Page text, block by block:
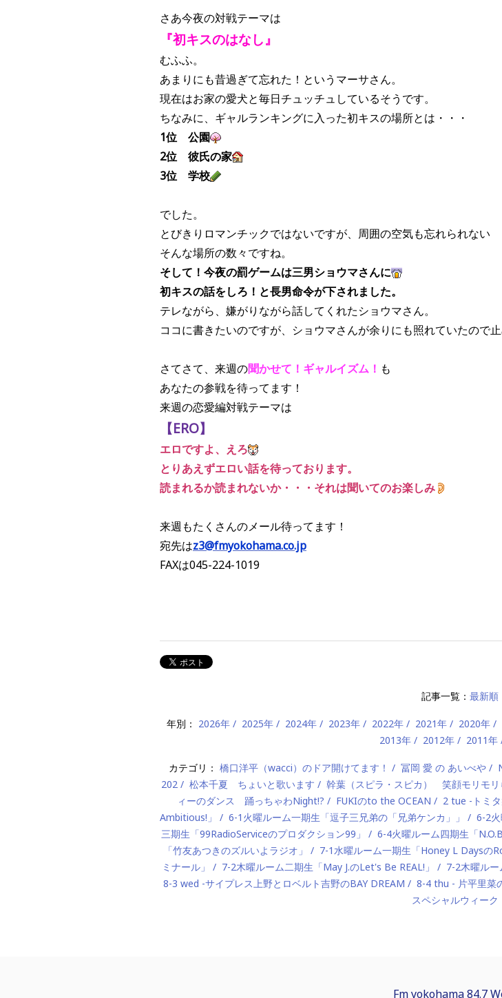
さあ今夜の対戦テーマは
『初キスのはなし』
むふふ。
あまりにも昔過ぎて忘れた！というマーサさん。
現在はお家の愛犬と毎日チュッチュしているそうです。
ちなみに、ギャルランキングに入った初キスの場所とは・・・
1位 公園
2位 彼氏の家
3位 学校
でした。
とびきりロマンチックではないですが、周囲の空気も忘れられない
そんな場所の数々ですね。
そして！今夜の罰ゲームは三男ショウマさんに
初キスの話をしろ！と長男命令が下されました。
テレながら、嫌がりながら話してくれたショウマさん。
ココに書きたいのですが、ショウマさんが余りにも照れていたので止
さてさて、来週の聞かせて！ギャルイズム！ も
あなたの参戦を待ってます！
来週の恋愛編対戦テーマは
【ERO】
エロですよ、えろ
とりあえずエロい話を待っております。
読まれるか読まれないか・・・それは聞いてのお楽しみ
来週もたくさんのメール待ってます！
宛先はz3@fmyokohama.co.jp
FAXは045-224-1019
記事一覧： 最新順
年別： 2026年 2025年 2024年 2023年 2022年 2021年 2020年
2013年
2012年 2011年
カテゴリ： 橋口洋平（wacci）のドア開けてます！ 冨岡 愛 の あいべや
202
松本千夏 ちょいと歌います 幹葉（スピラ・スピカ） 笑顔モリモ
ィーのダンス 踊っちゃわNight!?
FUKIのto the OCEAN 2 tue -トミ
Ambitious!」
6-1火曜ルーム一期生「逗子三兄弟の「兄弟ケンカ」」 6-2
三期生「99RadioServiceのプロダクション99」
6-4火曜ルーム四期生「
「竹友あつきのズルいよラジオ」
7-1水曜ルーム一期生「Honey L Daysの
ミナール」
7-2木曜ルーム二期生「May J.のLet's Be REAL!」
7-2木曜ル
8-3 wed -サイプレス上野とロベルト吉野のBAY DREAM
8-4 thu - 片平里菜
スペシャルウィーク
Fm yokohama 84.7